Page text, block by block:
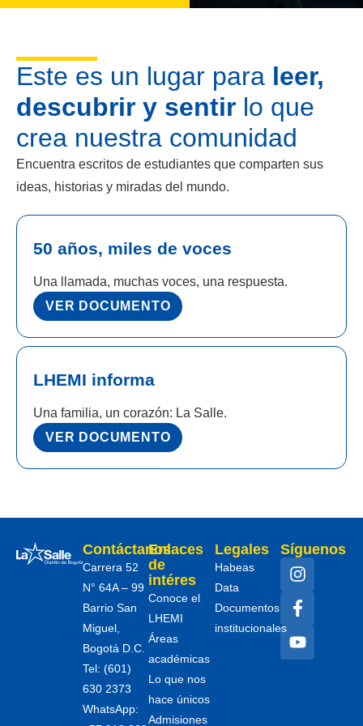
Este es un lugar para leer,
descubrir y sentir lo que
crea nuestra comunidad
Encuentra escritos de estudiantes que comparten sus
ideas, historias y miradas del mundo.
50 años, miles de voces
Una llamada, muchas voces, una respuesta.
VER DOCUMENTO
LHEMI informa
Una familia, un corazón: La Salle.
VER DOCUMENTO
Contáctanos
Carrera 52
N° 64A – 99
Barrio San
Miguel,
Bogotá D.C.
Tel: (601)
630 2373
WhatsApp:
Enlaces
de
intéres
Conoce el
LHEMI
Áreas
académicas
Lo que nos
hace únicos
Admisiones
Legales
Habeas
Data
Documentos
institucionales
Síguenos